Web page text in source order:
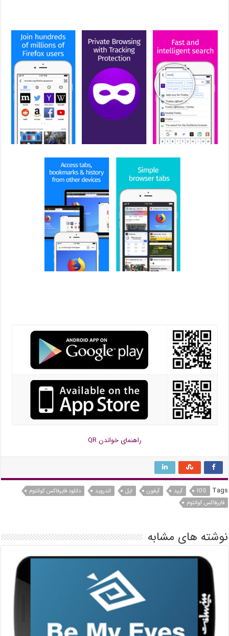
راهنمای خواندن QR
Tags
IOS آیپد آیفون اپل اندروید
دانلود فایرفاکس کوانتوم
فایرفاکس کوانتوم
نوشته های مشابه